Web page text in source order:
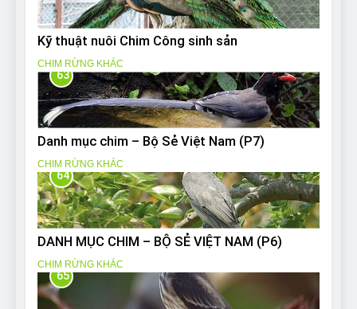
Kỹ thuật nuôi Chim Công sinh sản
CHIM RỪNG KHÁC
63
Danh mục chim – Bộ Sẻ Việt Nam (P7)
CHIM RỪNG KHÁC
64
DANH MỤC CHIM – BỘ SẺ VIỆT NAM (P6)
CHIM RỪNG KHÁC
65